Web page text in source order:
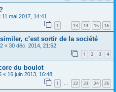
11 mai 2017, 14:41
1 … 13 14 15 16
c’est sortir de la société
« 30 déc. 2014, 21:52
1 2 3 4
du boulot
« 16 juin 2013, 16:48
1 … 22 23 24 25